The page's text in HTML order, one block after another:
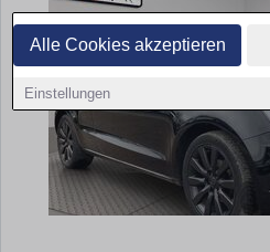
Alle Cookies akzeptieren
Einstellungen